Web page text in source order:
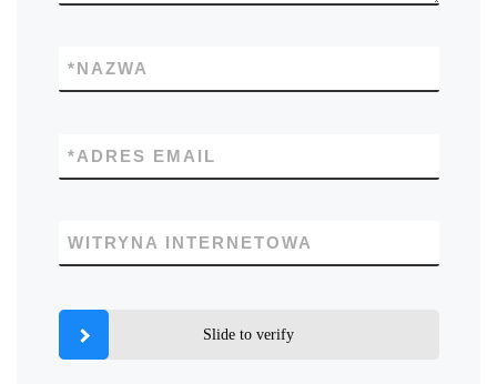
NAZWA
*
ADRES EMAIL
*
WITRYNA INTERNETOWA
Slide to verify